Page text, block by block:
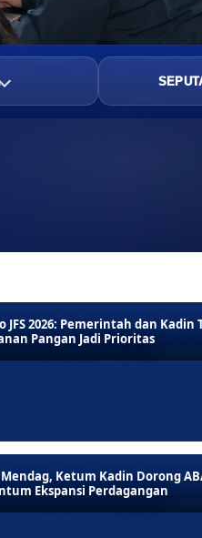
JFS 2026: Pemerintah dan Kadin
Pangan Jadi Prioritas
Ketum Kadin Dorong
Ekspansi Perdagangan